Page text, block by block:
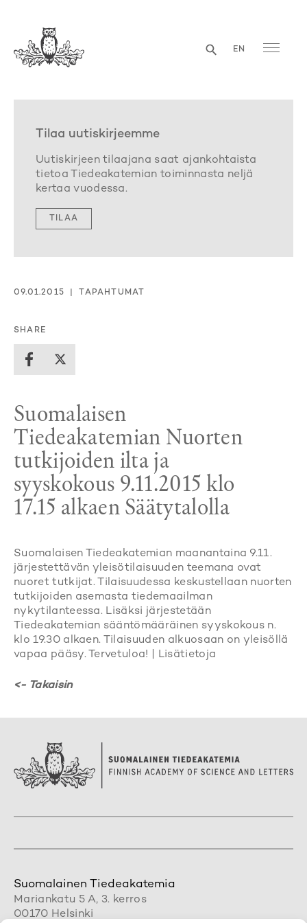
EN
Tilaa uutiskirjeemme
Uutiskirjeen tilaajana saat ajankohtaista
tietoa Tiedeakatemian toiminnasta neljä
kertaa vuodessa.
TILAA
09.01.2015 TAPAHTUMAT
SHARE
Suomalaisen
Tiedeakatemian Nuorten
tutkijoiden ilta ja
syyskokous 9.11.2015 klo
17.15 alkaen Säätytalolla
Suomalaisen Tiedeakatemian maanantaina 9.11.
järjestettävän yleisötilaisuuden teemana ovat
nuoret tutkijat. Tilaisuudessa keskustellaan nuorten
tutkijoiden asemasta tiedemaailman
nykytilanteessa. Lisäksi järjestetään
Tiedeakatemian sääntömääräinen syyskokous n.
klo 19.30 alkaen. Tilaisuuden alkuosaan on yleisöllä
vapaa pääsy. Tervetuloa! | Lisätietoja
<- Takaisin
Suomalainen Tiedeakatemia
Mariankatu 5 A, 3. kerros
00170 Helsinki